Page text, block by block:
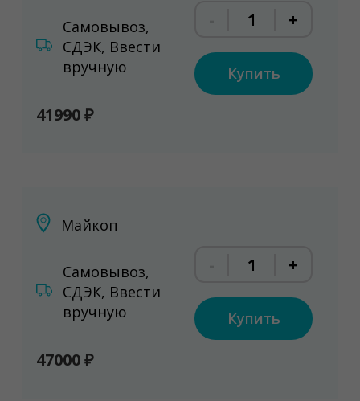
Самовывоз,
СДЭК, Ввести
вручную
41990 ₽
+
Купить
Майкоп
Самовывоз,
СДЭК, Ввести
вручную
47000 ₽
+
Купить